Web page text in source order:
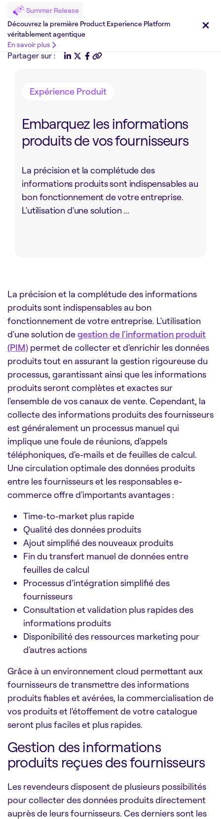
Summer Release
Découvrez la première Product Experience Platform
véritablement agentique
En savoir plus
Partager sur :
Expérience Produit
Embarquez les informations
produits de vos fournisseurs
La précision et la complétude des
informations produits sont indispensables au
bon fonctionnement de votre entreprise.
L'utilisation d'une solution ...
La précision et la complétude des informations
produits sont indispensables au bon
fonctionnement de votre entreprise. L'utilisation
d'une solution degestion de l'information produit
(PIM) permet de collecter et d'enrichir les données
produits tout en assurant la gestion rigoureuse du
processus, garantissant ainsi que les informations
produits seront complètes et exactes sur
l'ensemble de vos canaux de vente. Cependant, la
collecte des informations produits des fournisseurs
est généralement un processus manuel qui
implique une foule de réunions, d'appels
téléphoniques, d'e-mails et de feuilles de calcul.
Une circulation optimale des données produits
entre les fournisseurs et les responsables e-
commerce offre d'importants avantages :
Time-to-market plus rapide
Qualité des données produits
Ajout simplifié des nouveaux produits
Fin du transfert manuel de données entre
feuilles de calcul
Processus d’intégration simplifié des
fournisseurs
Consultation et validation plus rapides des
informations produits
Disponibilité des ressources marketing pour
d'autres actions
Grâce à un environnement cloud permettant aux
fournisseurs de transmettre des informations
produits fiables et avérées, la commercialisation de
vos produits et l'étoffement de votre catalogue
seront plus faciles et plus rapides.
Gestion des informations
produits reçues des fournisseurs
Les revendeurs disposent de plusieurs possibilités
pour collecter des données produits directement
auprès de leurs fournisseurs. Ces derniers sont les